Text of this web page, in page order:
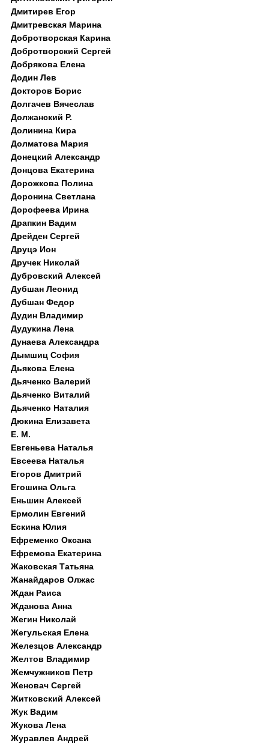
Дмитирев Егор
Дмитревская Марина
Добротворская Карина
Добротворский Сергей
Добрякова Елена
Додин Лев
Докторов Борис
Долгачев Вячеслав
Должанский Р.
Долинина Кира
Долматова Мария
Донецкий Александр
Донцова Екатерина
Дорожкова Полина
Доронина Светлана
Дорофеева Ирина
Драпкин Вадим
Дрейден Сергей
Друцэ Ион
Дручек Николай
Дубровский Алексей
Дубшан Леонид
Дубшан Федор
Дудин Владимир
Дудукина Лена
Дунаева Александра
Дымшиц София
Дьякова Елена
Дьяченко Валерий
Дьяченко Виталий
Дьяченко Наталия
Дюкина Елизавета
Е. М.
Евгеньева Наталья
Евсеева Наталья
Егоров Дмитрий
Егошина Ольга
Еньшин Алексей
Ермолин Евгений
Ескина Юлия
Ефременко Оксана
Ефремова Екатерина
Жаковская Татьяна
Жанайдаров Олжас
Ждан Раиса
Жданова Анна
Жегин Николай
Жегульская Елена
Железцов Александр
Желтов Владимир
Жемчужников Петр
Женовач Сергей
Житковский Алексей
Жук Вадим
Жукова Лена
Журавлев Андрей